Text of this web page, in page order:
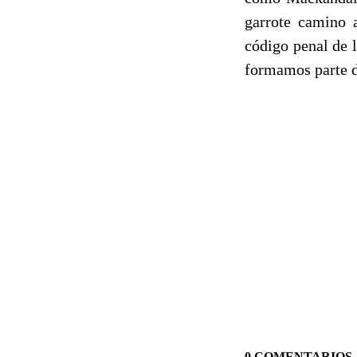
garrote camino
código penal de
formamos parte